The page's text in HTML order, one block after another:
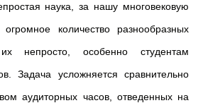
наука, за нашу многовековую
количество разнообразных
непросто, особенно студентам
Задача усложняется сравнительно
аудиторных часов, отведенных на